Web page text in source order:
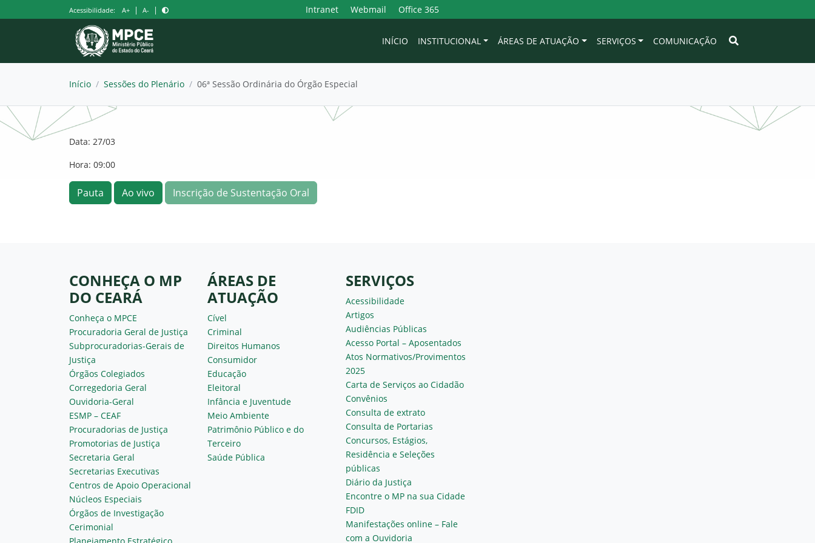
para
Acessibilidade: A+ | A- | Intranet Webmail Office 365
INÍCIO INSTITUCIONAL ÁREAS DE ATUAÇÃO SERVIÇOS COMUNICAÇÃO
Início / Sessões do Plenário / 06ª Sessão Ordinária do Órgão Especial
Data: 27/03
Hora: 09:00
Pauta Ao vivo Inscrição de Sustentação Oral
CONHEÇA O MP
DO CEARÁ
Conheça o MPCE
Procuradoria Geral de Justiça
Subprocuradorias-Gerais de
Justiça
Órgãos Colegiados
Corregedoria Geral
Ouvidoria-Geral
ESMP – CEAF
Procuradorias de Justiça
Promotorias de Justiça
Secretaria Geral
Secretarias Executivas
Centros de Apoio Operacional
Núcleos Especiais
Órgãos de Investigação
Cerimonial
ÁREAS DE
ATUAÇÃO
Cível
Criminal
Direitos Humanos
Consumidor
Educação
Eleitoral
Infância e Juventude
Meio Ambiente
Patrimônio Público e do
Terceiro
Saúde Pública
SERVIÇOS
Acessibilidade
Artigos
Audiências Públicas
Acesso Portal – Aposentados
Atos Normativos/Provimentos
2025
Carta de Serviços ao Cidadão
Convênios
Consulta de extrato
Consulta de Portarias
Concursos, Estágios,
Residência e Seleções
públicas
Diário da Justiça
Encontre o MP na sua Cidade
FDID
Manifestações online – Fale
com a Ouvidoria